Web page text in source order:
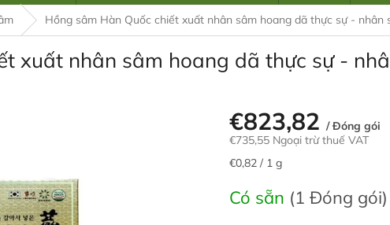
Hồng sâm Hàn Quốc chiết xuất nhân sâm hoang dã thực sự - nhân
xuất nhân sâm hoang dã thực sự -
€823,82 / Đóng gói
€735,55 Ngoại trừ thuế VAT
Giá
lường:
€0,82 / 1 g
Có sẵn (1 Đóng gói)